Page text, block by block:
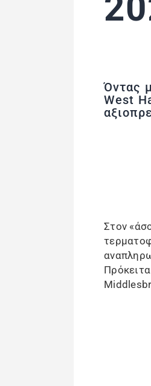
Όντας
West
Στον